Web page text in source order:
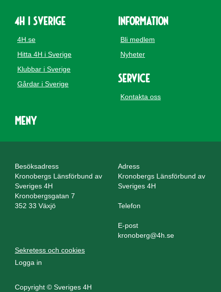
4H i Sverige
4H.se
Hitta 4H i Sverige
Klubbar i Sverige
Gårdar i Sverige
Information
Bli medlem
Nyheter
Service
Kontakta oss
Meny
Besöksadress
Kronobergs Länsförbund av
Sveriges 4H
Kronobergsgatan 7
352 33 Växjö
Adress
Kronobergs Länsförbund av
Sveriges 4H
Telefon
E-post
kronoberg@4h.se
Sekretess och cookies
Logga in
Copyright © Sveriges 4H